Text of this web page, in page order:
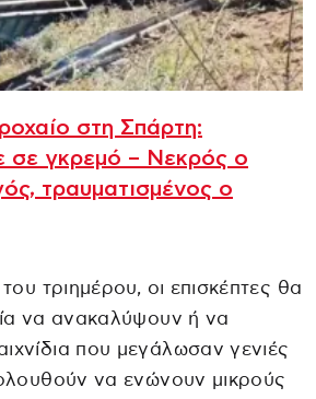
στη Σπάρτη:
σε γκρεμό – Νεκρός ο
τραυματισμένος ο
τριημέρου, οι επισκέπτες θα
να ανακαλύψουν ή να
που μεγάλωσαν γενιές
να ενώνουν μικρούς